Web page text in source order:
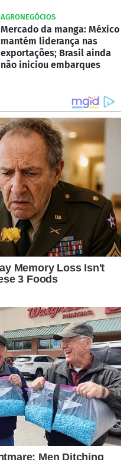
AGRONEGÓCIOS
Mercado da manga: México
mantém liderança nas
exportações; Brasil ainda
não iniciou embarques